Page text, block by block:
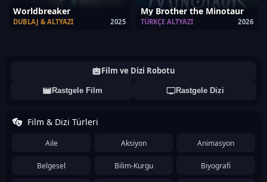
Worldbreaker
2025
DUBLAJ & ALTYAZI
My Brother the Minotaur
2026
TÜRKÇE ALTYAZI
Film ve Dizi Robotu
Rastgele Film Rastgele Dizi
Film & Dizi Türleri
Aile Aksiyon Animasyon
Belgesel Bilim-Kurgu Biyografi